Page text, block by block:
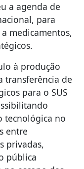
a agenda de
para
medicamentos,
à produção
transferência de
para o SUS
tecnológica no
entre
privadas,
pública